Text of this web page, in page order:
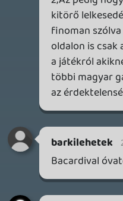
nem indul eeeel 😞